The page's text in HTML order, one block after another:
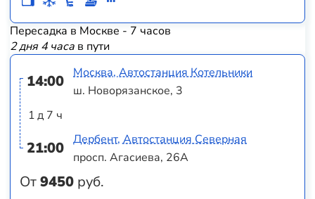
Пересадка в Москве - 7 часов
2 дня 4 часав пути
14:00
1 д 7 ч
21:00
От9450 руб.
Москва, Автостанция Котельники
ш. Новорязанское, 3
Дербент, Автостанция Северная
просп. Агасиева, 26А